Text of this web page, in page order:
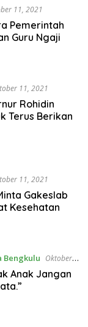
11, 2021
Pemerintah
Guru Ngaji
11, 2021
Rohidin
Terus Berikan
11, 2021
Gakeslab
Kesehatan
Bengkulu Oktober
Anak Jangan